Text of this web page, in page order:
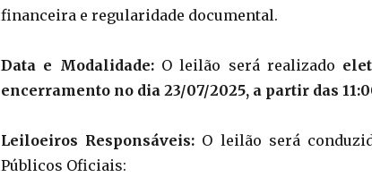
financeira e regularidade documental.
Data e Modalidade:O leilão será realizado
encerramento no dia 23/07/2025, a partir das
Leiloeiros Responsáveis: O leilão será
Públicos Oficiais: